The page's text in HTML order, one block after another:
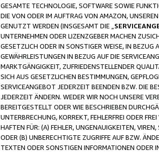
GESAMTE TECHNOLOGIE, SOFTWARE SOWIE
DIE VON ODER IM AUFTRAG VON AMAZON,
GENUTZT WERDEN (INSGESAMT DIE „
UNTERNEHMEN ODER LIZENZGEBER MACHEN
GESETZLICH ODER IN SONSTIGER WEISE, IN BEZUG
GEWÄHRLEISTUNGEN IN BEZUG AUF DIE
MARKTGÄNGIGKEIT, ZUFRIEDENSTELLENDER
SICH AUS GESETZLICHEN BESTIMMUNGEN,
SERVICEANGEBOT JEDERZEIT BEENDEN BZW. DIE
JEDERZEIT ÄNDERN. WEDER WIR NOCH UNSERE
BEREITGESTELLT ODER WIE BESCHRIEBEN
UNTERBRECHUNG, KORREKT, FEHLERFREI ODER
HAFTEN FÜR: (A) FEHLER, UNGENAUIGKEITEN,
ODER (B) UNBERECHTIGTE ZUGRIFFE AUF BZW.
TEXTEN ODER SONSTIGEN INFORMATIONEN ODER